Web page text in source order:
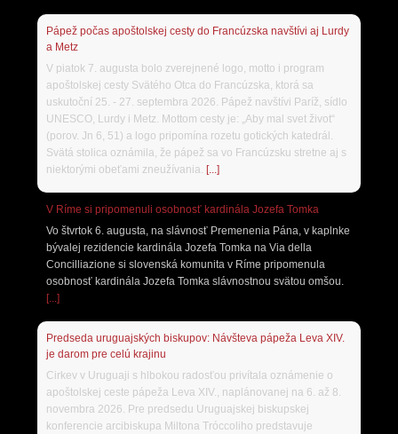
Pápež počas apoštolskej cesty do Francúzska navštívi aj Lurdy
a Metz
V piatok 7. augusta bolo zverejnené logo, motto i program
apoštolskej cesty Svätého Otca do Francúzska, ktorá sa
uskutoční 25. - 27. septembra 2026. Pápež navštívi Paríž, sídlo
UNESCO, Lurdy i Metz. Mottom cesty je: „Aby mal svet život“
(porov. Jn 6, 51) a logo pripomína rozetu gotických katedrál.
Svätá stolica oznámila, že pápež sa vo Francúzsku stretne aj s
niektorými obeťami zneužívania. [...]
V Ríme si pripomenuli osobnosť kardinála Jozefa Tomka
Vo štvrtok 6. augusta, na slávnosť Premenenia Pána, v kaplnke
bývalej rezidencie kardinála Jozefa Tomka na Via della
Concilliazione si slovenská komunita v Ríme pripomenula
osobnosť kardinála Jozefa Tomka slávnostnou svätou omšou.
[...]
Predseda uruguajských biskupov: Návšteva pápeža Leva XIV.
je darom pre celú krajinu
Cirkev v Uruguaji s hlbokou radosťou privítala oznámenie o
apoštolskej ceste pápeža Leva XIV., naplánovanej na 6. až 8.
novembra 2026. Pre predsedu Uruguajskej biskupskej
konferencie arcibiskupa Miltona Tróccoliho predstavuje